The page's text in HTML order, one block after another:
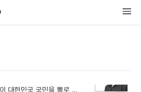
대한민국 국민을 뽈로 보